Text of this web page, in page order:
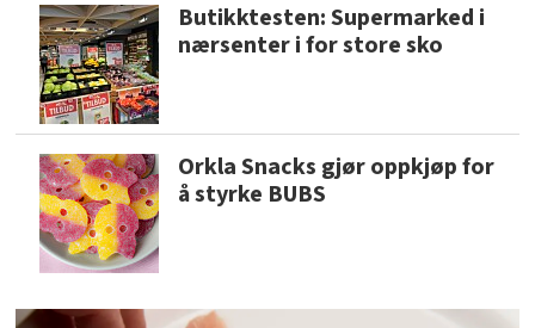
Butikktesten: Supermarked i
nærsenter i for store sko
Orkla Snacks gjør oppkjøp for
å styrke BUBS